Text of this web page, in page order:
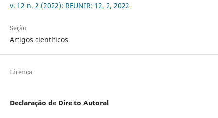
v. 12 n. 2 (2022): REUNIR: 12, 2, 2022
Seção
Artigos científicos
Licença
Declaração de Direito Autoral